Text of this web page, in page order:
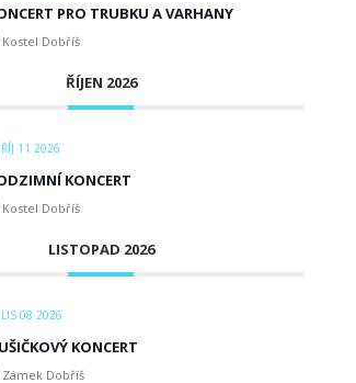
PRO TRUBKU A VARHANY
Kostel Dobříš
ŘÍJEN 2026
ŘÍJ 11 2026
KONCERT
Kostel Dobříš
LISTOPAD 2026
LIS 08 2026
KONCERT
Zámek Dobříš